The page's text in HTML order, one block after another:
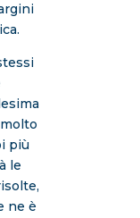
più
le
ne è